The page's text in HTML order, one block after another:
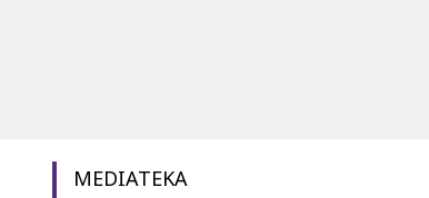
MEDIATEKA